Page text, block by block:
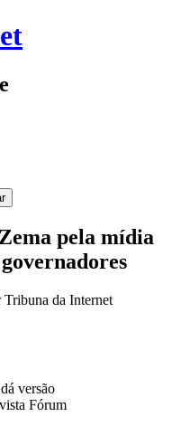
pela mídia
Tribuna da Internet